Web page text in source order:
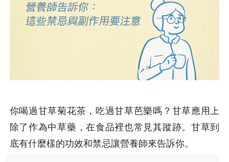
你喝過甘草菊花茶，吃過甘草芭樂嗎？甘草應用上
除了作為中草藥，在食品裡也常見其蹤跡。甘草到
底有什麼樣的功效和禁忌讓營養師來告訴你。